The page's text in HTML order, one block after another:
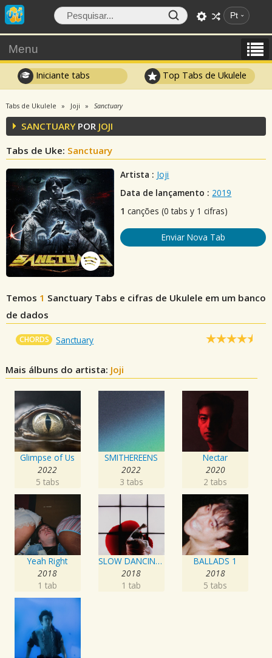
Pt
Menu
Iniciante tabs Top Tabs de Ukulele
Tabs de Ukulele Joji Sanctuary
SANCTUARYPOR JOJI
Tabs de Uke: Sanctuary
Artista : Joji
Data de lançamento : 2019
1 canções (0 tabs y 1 cifras)
Enviar Nova Tab
Temos 1 Sanctuary Tabs e cifras de Ukulele em um banco
de dados
CHORDS Sanctuary
Mais álbuns do artista: Joji
Glimpse of Us
2022
5 tabs
SMITHEREENS
2022
3 tabs
Nectar
2020
2 tabs
Yeah Right
2018
1 tab
SLOW DANCING IN THE DARK
2018
1 tab
BALLADS 1
2018
5 tabs